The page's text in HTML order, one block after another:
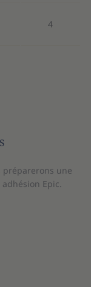
4
préparerons une
Epic.